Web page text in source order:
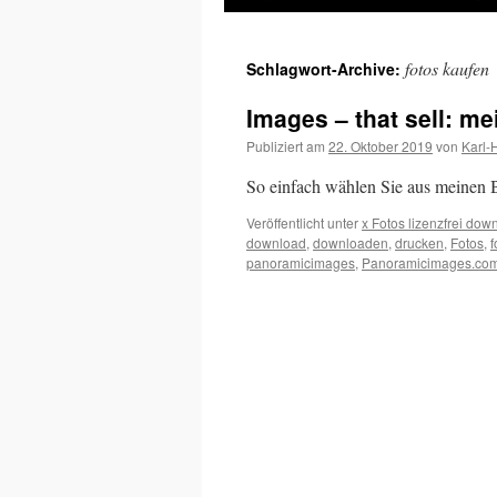
springen
Schlagwort-Archive: fotos kaufen
Images – that sell:
Publiziert am 22. Oktober 2019 von Karl-
So einfach wählen Sie aus meinen
Veröffentlicht unterx Fotos lizenzfrei
download, downloaden, drucken, Fotos,
panoramicimages,